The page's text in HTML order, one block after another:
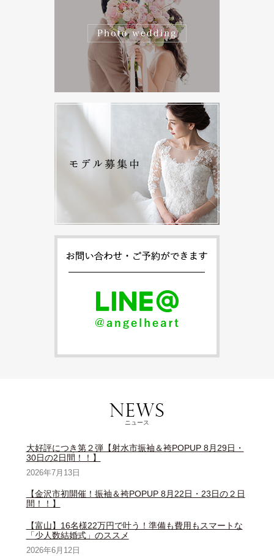
ニュース
大好評につき第２弾【射水市振袖＆袴POPUP 8月29日・
30日の2日間！！】
2026年7月13日
【金沢市初開催！振袖＆袴POPUP 8月22日・23日の２日
間！！】
【富山】16名様22万円で叶う！準備も費用もスマートな
「少人数結婚式」のススメ
2026年6月12日